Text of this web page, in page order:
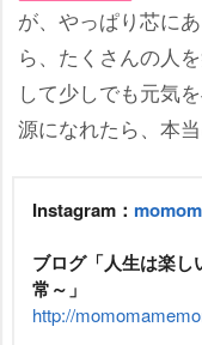
が、やっぱり芯に
ら、たくさんの人
して少しでも元気
源になれたら、本
Instagram：
ブログ「人生は楽
常～」
http://